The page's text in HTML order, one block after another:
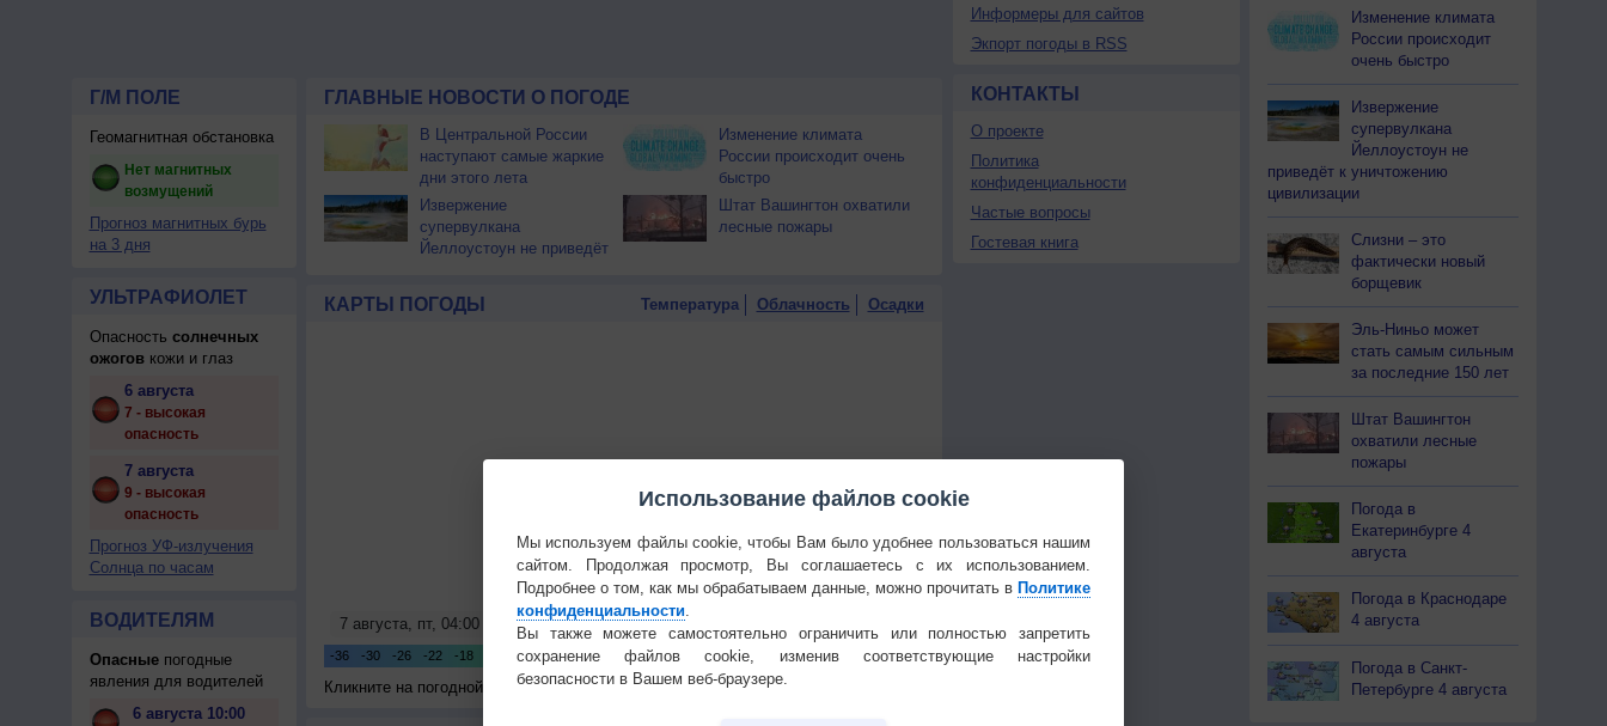
Г/М ПОЛЕ
Геомагнитная обстановка
Нет магнитных
возмущений
Прогноз магнитных бурь
на 3 дня
УЛЬТРАФИОЛЕТ
Опасность солнечных
ожоговкожи и глаз
6 августа
7 - высокая
опасность
7 августа
9 - высокая
опасность
Прогноз УФ-излучения
Солнца по часам
ВОДИТЕЛЯМ
Опасныепогодные
явления для водителей
6 августа 10:00
ГЛАВНЫЕ НОВОСТИ О ПОГОДЕ
В Центральной России
наступают самые жаркие
дни этого лета
Изменение климата
России происходит очень
быстро
Извержение
супервулкана
Йеллоустоун не приведёт
Штат Вашингтон охватили
лесные пожары
КАРТЫ ПОГОДЫ Температура Облачность Осадки
Кликните на погодной карте для получения подробных данных
Информеры для сайтов
Экпорт погоды в RSS
КОНТАКТЫ
О проекте
Политика
конфиденциальности
Частые вопросы
Гостевая книга
Изменение климата
России происходит
очень быстро
Извержение
супервулкана
Йеллоустоун не
приведёт к уничтожению
цивилизации
Слизни – это
фактически новый
борщевик
Эль-Ниньо может
стать самым сильным
за последние 150 лет
Штат Вашингтон
охватили лесные
пожары
Погода в
Екатеринбурге 4
августа
Погода в Краснодаре
4 августа
Погода в Санкт-
Петербурге 4 августа
Использование файлов cookie
Мы используем файлы cookie, чтобы Вам было удобнее пользоваться нашим
сайтом. Продолжая просмотр, Вы соглашаетесь с их использованием.
Подробнее о том, как мы обрабатываем данные, можно прочитать в Политике
конфиденциальности
Вы также можете самостоятельно ограничить или полностью запретить
сохранение файлов cookie, изменив соответствующие настройки
безопасности в Вашем веб-браузере.